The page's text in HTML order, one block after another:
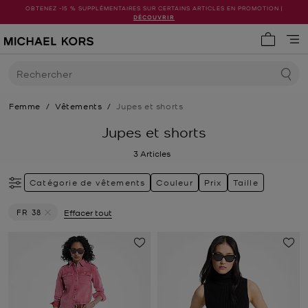
OBTENEZ -15 % SUPPLÉMENTAIRES SUR CERTAINS ARTICLES EN PROMOTION |
DÉCOUVRIR
Rechercher
Femme / Vêtements / Jupes et shorts
Jupes et shorts
3 Articles
Catégorie de vêtements Couleur Prix Taille
FR 38
Effacer tout